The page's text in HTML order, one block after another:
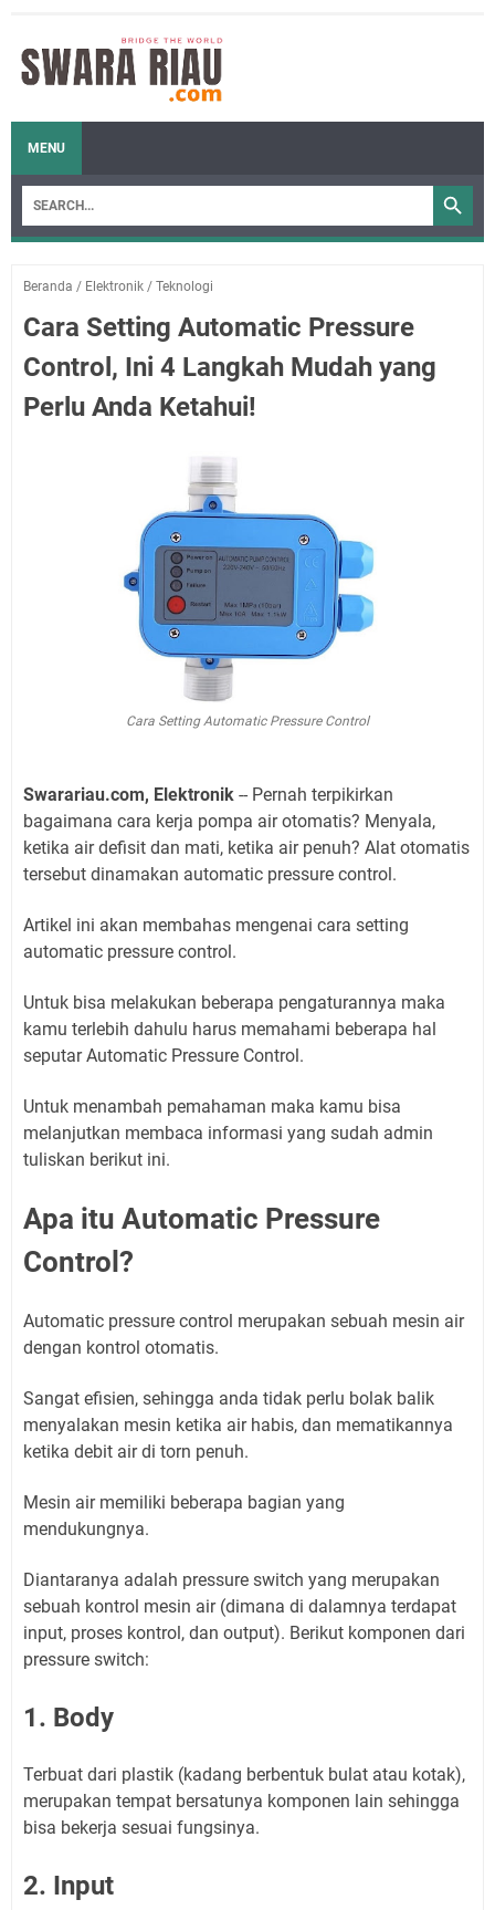
MENU
Beranda / Elektronik / Teknologi
Cara Setting Automatic Pressure
Control, Ini 4 Langkah Mudah yang
Perlu Anda Ketahui!
Cara Setting Automatic Pressure Control
Swarariau.com, Elektronik -- Pernah terpikirkan
bagaimana cara kerja pompa air otomatis? Menyala,
ketika air defisit dan mati, ketika air penuh? Alat otomatis
tersebut dinamakan automatic pressure control.
Artikel ini akan membahas mengenai cara setting
automatic pressure control.
Untuk bisa melakukan beberapa pengaturannya maka
kamu terlebih dahulu harus memahami beberapa hal
seputar Automatic Pressure Control.
Untuk menambah pemahaman maka kamu bisa
melanjutkan membaca informasi yang sudah admin
tuliskan berikut ini.
Apa itu Automatic Pressure
Control?
Automatic pressure control merupakan sebuah mesin air
dengan kontrol otomatis.
Sangat efisien, sehingga anda tidak perlu bolak balik
menyalakan mesin ketika air habis, dan mematikannya
ketika debit air di torn penuh.
Mesin air memiliki beberapa bagian yang
mendukungnya.
Diantaranya adalah pressure switch yang merupakan
sebuah kontrol mesin air (dimana di dalamnya terdapat
input, proses kontrol, dan output). Berikut komponen dari
pressure switch:
1. Body
Terbuat dari plastik (kadang berbentuk bulat atau kotak),
merupakan tempat bersatunya komponen lain sehingga
bisa bekerja sesuai fungsinya.
2. Input